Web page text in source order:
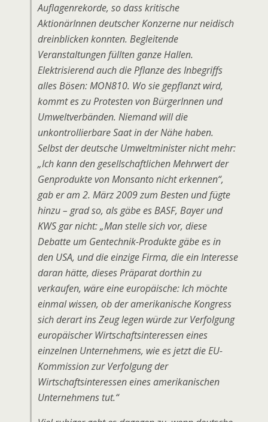
Auflagenrekorde, so dass kritische
AktionärInnen deutscher Konzerne nur neidisch
dreinblicken konnten. Begleitende
Veranstaltungen füllten ganze Hallen.
Elektrisierend auch die Pflanze des Inbegriffs
alles Bösen: MON810. Wo sie gepflanzt wird,
kommt es zu Protesten von BürgerInnen und
Umweltverbänden. Niemand will die
unkontrollierbare Saat in der Nähe haben.
Selbst der deutsche Umweltminister nicht mehr:
„Ich kann den gesellschaftlichen Mehrwert der
Genprodukte von Monsanto nicht erkennen“,
gab er am 2. März 2009 zum Besten und fügte
hinzu – grad so, als gäbe es BASF, Bayer und
KWS gar nicht: „Man stelle sich vor, diese
Debatte um Gentechnik-Produkte gäbe es in
den USA, und die einzige Firma, die ein Interesse
daran hätte, dieses Präparat dorthin zu
verkaufen, wäre eine europäische: Ich möchte
einmal wissen, ob der amerikanische Kongress
sich derart ins Zeug legen würde zur Verfolgung
europäischer Wirtschaftsinteressen eines
einzelnen Unternehmens, wie es jetzt die EU-
Kommission zur Verfolgung der
Wirtschaftsinteressen eines amerikanischen
Unternehmens tut.“